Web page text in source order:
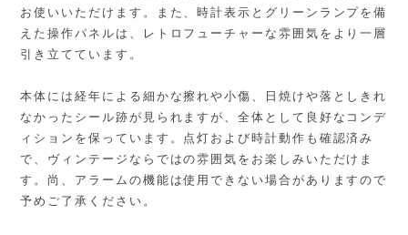
お使いいただけます。また、時計表示とグリーンランプを備
えた操作パネルは、レトロフューチャーな雰囲気をより一層
引き立てています。
本体には経年による細かな擦れや小傷、日焼けや落としきれ
なかったシール跡が見られますが、全体として良好なコンデ
ィションを保っています。点灯および時計動作も確認済み
で、ヴィンテージならではの雰囲気をお楽しみいただけま
す。尚、アラームの機能は使用できない場合がありますので
予めご了承ください。